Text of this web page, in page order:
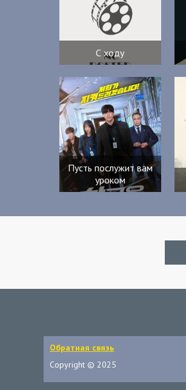
С ходу
Пусть послужит вам
уроком
Обратная связь
Copyright © 2025